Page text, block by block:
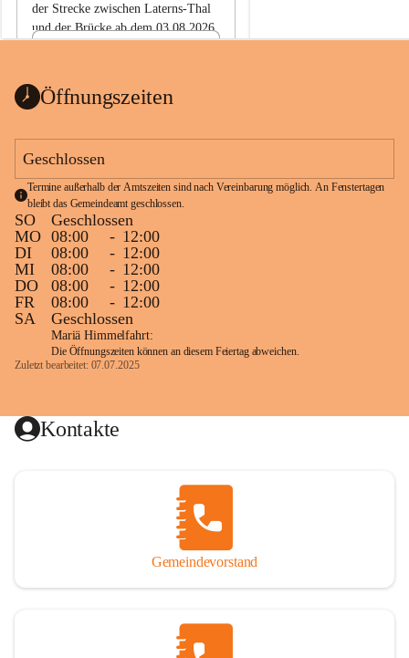
der Strecke zwischen Laterns-Thal
und der Brücke ab dem 03.08.2026
ht
1 Seite•0,1 MB
Öffnungszeiten
Geschlossen
Termine außerhalb der Amtszeiten sind nach Vereinbarung möglich. An Fenstertagen
bleibt das Gemeindeamt geschlossen.
SO
Geschlossen
MO 08:00 - 12:00
DI
08:00 - 12:00
MI
08:00 - 12:00
DO
08:00 - 12:00
FR
08:00 - 12:00
SA
Geschlossen
Mariä Himmelfahrt:
Die Öffnungszeiten können an diesem Feiertag abweichen.
Zuletzt bearbeitet: 07.07.2025
Kontakte
Gemeindevorstand